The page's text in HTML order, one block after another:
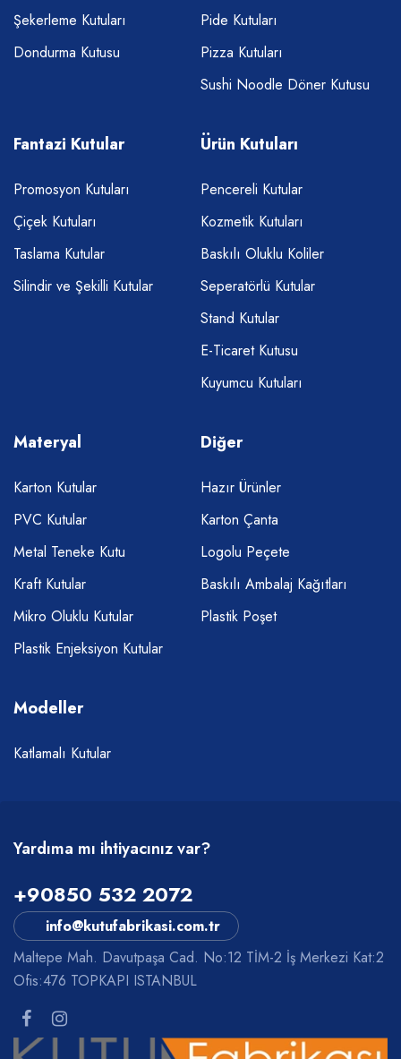
Şekerleme Kutuları
Dondurma Kutusu
Pide Kutuları
Pizza Kutuları
Sushi Noodle Döner Kutusu
Fantazi Kutular
Promosyon Kutuları
Çiçek Kutuları
Taslama Kutular
Silindir ve Şekilli Kutular
Ürün Kutuları
Pencereli Kutular
Kozmetik Kutuları
Baskılı Oluklu Koliler
Seperatörlü Kutular
Stand Kutular
E-Ticaret Kutusu
Kuyumcu Kutuları
Materyal
Karton Kutular
PVC Kutular
Metal Teneke Kutu
Kraft Kutular
Mikro Oluklu Kutular
Plastik Enjeksiyon Kutular
Diğer
Hazır Ürünler
Karton Çanta
Logolu Peçete
Baskılı Ambalaj Kağıtları
Plastik Poşet
Modeller
Katlamalı Kutular
Yardıma mı ihtiyacınız var?
+90850 532 2072
info@kutufabrikasi.com.tr
Maltepe Mah. Davutpaşa Cad. No:12 TİM-2 İş Merkezi Kat:2
Ofis:476 TOPKAPI ISTANBUL